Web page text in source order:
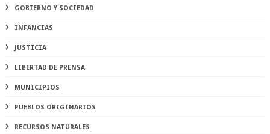
GOBIERNO Y SOCIEDAD
INFANCIAS
JUSTICIA
LIBERTAD DE PRENSA
MUNICIPIOS
PUEBLOS ORIGINARIOS
RECURSOS NATURALES